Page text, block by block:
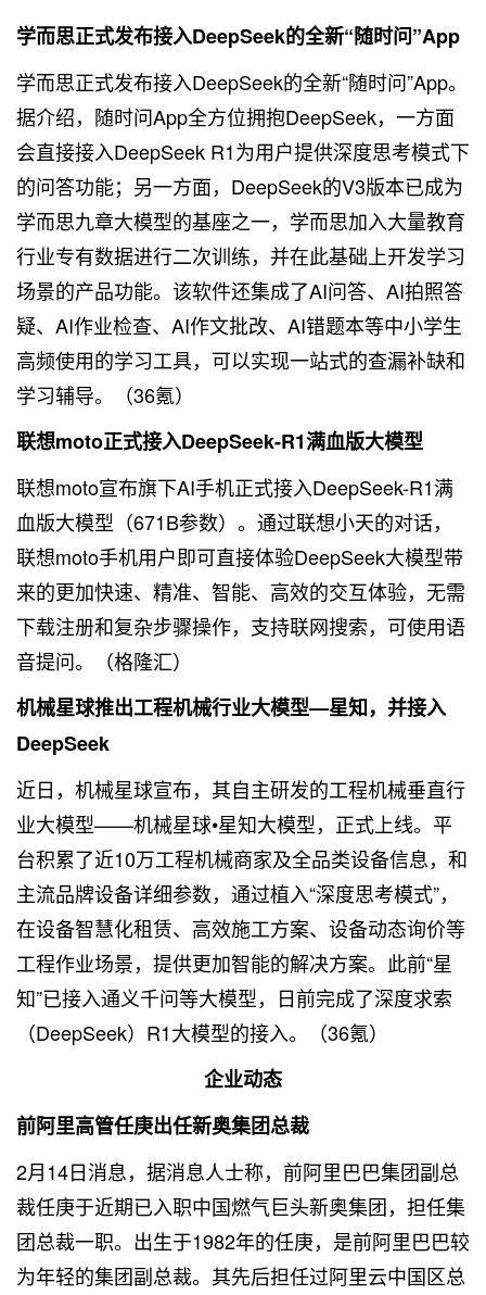
学而思正式发布接入DeepSeek的全新“随时问”App
学而思正式发布接入DeepSeek的全新“随时问”App。
据介绍，随时问App全方位拥抱DeepSeek，一方面
会直接接入DeepSeek R1为用户提供深度思考模式下
的问答功能；另一方面，DeepSeek的V3版本已成为
学而思九章大模型的基座之一，学而思加入大量教育
行业专有数据进行二次训练，并在此基础上开发学习
场景的产品功能。该软件还集成了AI问答、AI拍照答
疑、AI作业检查、AI作文批改、AI错题本等中小学生
高频使用的学习工具，可以实现一站式的查漏补缺和
学习辅导。（36氪）
联想moto正式接入DeepSeek-R1满血版大模型
联想moto宣布旗下AI手机正式接入DeepSeek-R1满
血版大模型（671B参数）。通过联想小天的对话，
联想moto手机用户即可直接体验DeepSeek大模型带
来的更加快速、精准、智能、高效的交互体验，无需
下载注册和复杂步骤操作，支持联网搜索，可使用语
音提问。（格隆汇）
机械星球推出工程机械行业大模型—星知，并接入
DeepSeek
近日，机械星球宣布，其自主研发的工程机械垂直行
业大模型——机械星球•星知大模型，正式上线。平
台积累了近10万工程机械商家及全品类设备信息，和
主流品牌设备详细参数，通过植入“深度思考模式”，
在设备智慧化租赁、高效施工方案、设备动态询价等
工程作业场景，提供更加智能的解决方案。此前“星
知”已接入通义千问等大模型，日前完成了深度求索
（DeepSeek）R1大模型的接入。（36氪）
企业动态
前阿里高管任庚出任新奥集团总裁
2月14日消息，据消息人士称，前阿里巴巴集团副总
裁任庚于近期已入职中国燃气巨头新奥集团，担任集
团总裁一职。出生于1982年的任庚，是前阿里巴巴较
为年轻的集团副总裁。其先后担任过阿里云中国区总